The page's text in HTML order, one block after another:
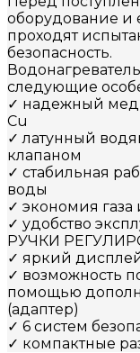
оборудование и
проходят
безопасность.
следующие
✓ надежный
Cu
✓ латунный
клапаном
✓ стабильная
воды
✓ экономия газа
✓ удобство
РУЧКИ
✓ яркий
✓ возможность
помощью
(адаптер)
✓ 6 систем
✓ компактные